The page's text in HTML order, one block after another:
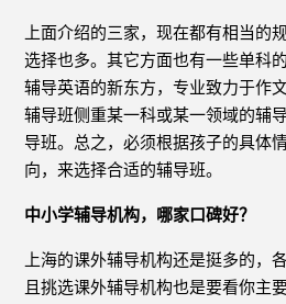
上面介绍的三家，现在都有相当的
选择也多。其它方面也有一些单科
辅导英语的新东方，专业致力于作
辅导班侧重某一科或某一领域的辅
导班。总之，必须根据孩子的具体
向，来选择合适的辅导班。
中小学辅导机构，哪家口碑好？
上海的课外辅导机构还是挺多的，
且挑选课外辅导机构也是要看你主